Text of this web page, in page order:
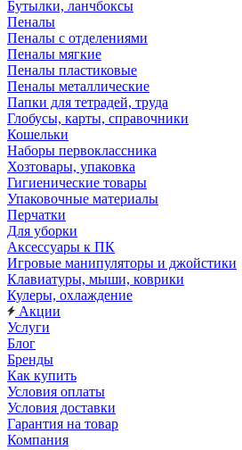
Бутылки, ланчбоксы
Пеналы
Пеналы с отделениями
Пеналы мягкие
Пеналы пластиковые
Пеналы металлические
Папки для тетрадей, труда
Глобусы, карты, справочники
Кошельки
Наборы первоклассника
Хозтовары, упаковка
Гигиенические товары
Упаковочные материалы
Перчатки
Для уборки
Аксессуары к ПК
Игровые манипуляторы и джойстики
Клавиатуры, мыши, коврики
Кулеры, охлаждение
Акции
Услуги
Блог
Бренды
Как купить
Условия оплаты
Условия доставки
Гарантия на товар
Компания